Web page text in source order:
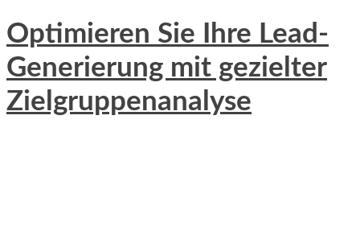
Optimieren Sie Ihre Lead-
Generierung mit gezielter
Zielgruppenanalyse